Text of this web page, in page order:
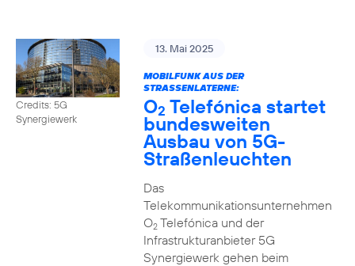
Credits: 5G
Synergiewerk
13. Mai 2025
MOBILFUNK AUS DER
STRASSENLATERNE:
O2 Telefónica startet
bundesweiten
Ausbau von 5G-
Straßenleuchten
Das
Telekommunikationsunternehmen
O2Telefónica und der
Infrastrukturanbieter 5G
Synergiewerk gehen beim